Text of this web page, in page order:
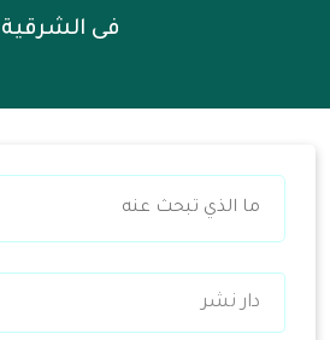
فى الشرقية
دار نشر